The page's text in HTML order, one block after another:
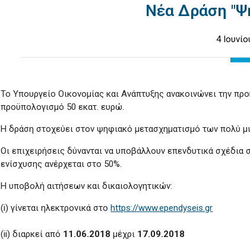
Νέα Δράση
4
Το Υπουργείο Οικονομίας και Ανάπτυξης ανακοινώνει την
προϋπολογισμό 50 εκατ. ευρώ.
Η δράση στοχεύει στον ψηφιακό μετασχηματισμό των πολύ
Οι επιχειρήσεις δύνανται να υποβάλλουν επενδυτικά
ενίσχυσης ανέρχεται στο 50%.
Η υποβολή αιτήσεων και δικαιολογητικών:
(i) γίνεται ηλεκτρονικά στοhttps://www.ependyseis.gr
(ii) διαρκεί από 11.06.2018 μέχρι 17.09.2018